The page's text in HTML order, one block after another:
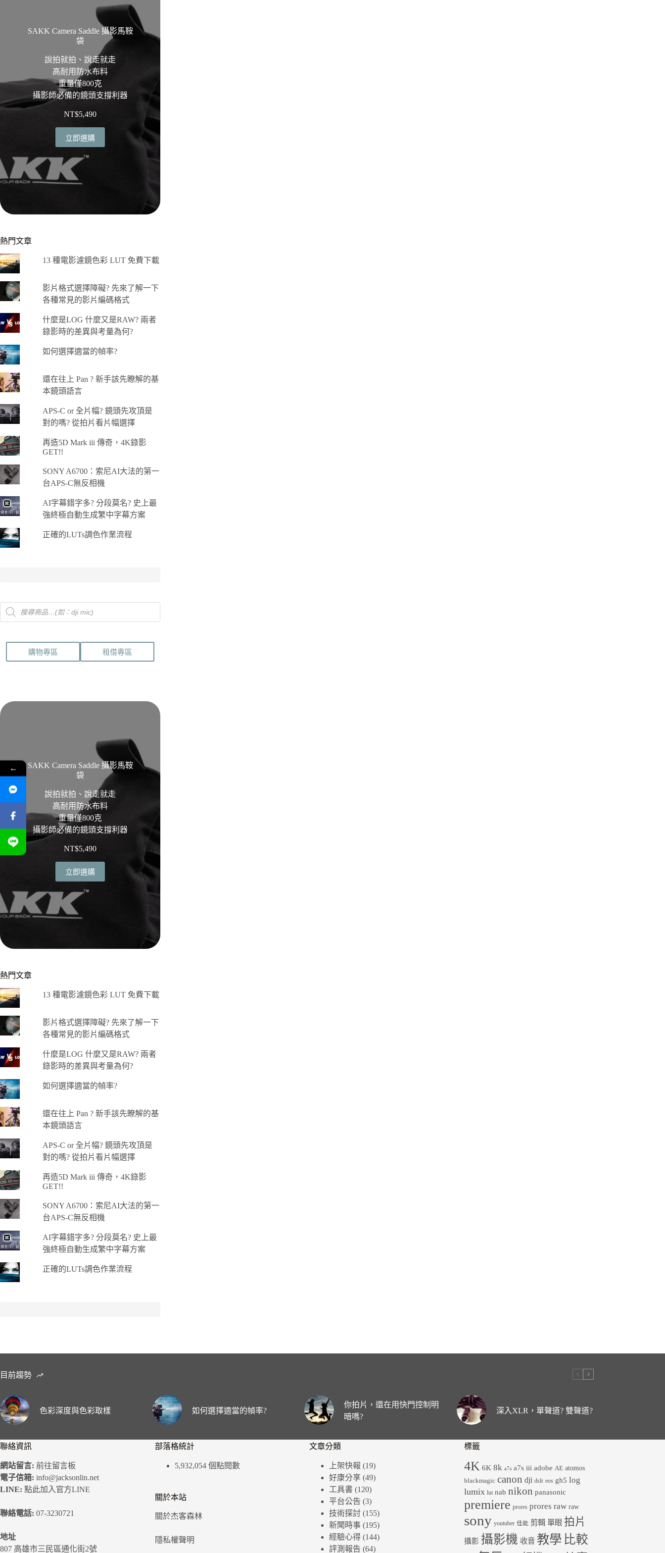
SAKK Camera Saddle 攝影馬鞍
袋
說拍就拍、說走就走
高耐用防水布料
重量僅800克
攝影師必備的鏡頭支撐利器
NT$5,490
立即選購
熱門文章
13 種電影濾鏡色彩 LUT 免費下載
影片格式選擇障礙? 先來了解一下
各種常見的影片編碼格式
什麼是LOG 什麼又是RAW? 兩者
錄影時的差異與考量為何?
如何選擇適當的幀率?
還在往上 Pan ? 新手該先瞭解的基
本鏡頭語言
APS-C or 全片幅? 鏡頭先攻頂是
對的嗎? 從拍片看片幅選擇
再造5D Mark iii 傳奇，4K錄影
GET!!
SONY A6700：索尼AI大法的第一
台APS-C無反相機
AI字幕錯字多? 分段莫名? 史上最
強終極自動生成繁中字幕方案
正確的LUTs調色作業流程
Products
search
購物專區 租借專區
SAKK Camera Saddle 攝影馬鞍
袋
說拍就拍、說走就走
高耐用防水布料
重量僅800克
攝影師必備的鏡頭支撐利器
NT$5,490
立即選購
熱門文章
13 種電影濾鏡色彩 LUT 免費下載
影片格式選擇障礙? 先來了解一下
各種常見的影片編碼格式
什麼是LOG 什麼又是RAW? 兩者
錄影時的差異與考量為何?
如何選擇適當的幀率?
還在往上 Pan ? 新手該先瞭解的基
本鏡頭語言
APS-C or 全片幅? 鏡頭先攻頂是
對的嗎? 從拍片看片幅選擇
再造5D Mark iii 傳奇，4K錄影
GET!!
SONY A6700：索尼AI大法的第一
台APS-C無反相機
AI字幕錯字多? 分段莫名? 史上最
強終極自動生成繁中字幕方案
正確的LUTs調色作業流程
目前趨勢
色彩深度與色彩取樣 如何選擇適當的幀率?
你拍片，還在用快門控制明
暗嗎?
深入XLR，單聲道? 雙聲道?
聯絡資訊
網站留言: 前往留言板
電子信箱: info@jacksonlin.net
LINE: 點此加入官方LINE
聯絡電話: 07-3230721
地址
807 高雄市三民區通化街2號
部落格統計
5,932,054 個點閱數
關於本站
關於杰客森林
隱私權聲明
文章分類
上架快報 (19)
好康分享 (49)
工具書 (120)
平台公告 (3)
技術探討 (155)
新聞時事 (195)
經驗心得 (144)
評測報告 (64)
標籤
4K 6K 8k a7s a7s iii adobe AE atomos
blackmagic canon dji dslr eos gh5 log
lumix lut nab nikon panasonic
premiere prores prores raw raw
sony youtuber 佳能 剪輯 單眼 拍片
攝影 攝影機 收音 教學 比較
←